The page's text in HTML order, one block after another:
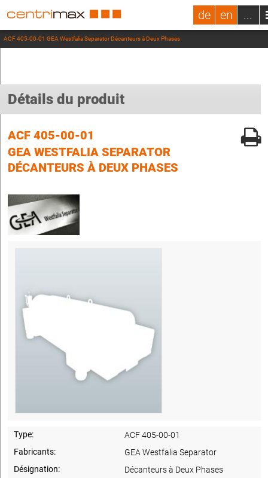
de en ...
ACF 405-00-01 GEA Westfalia Separator Décanteurs à Deux Phases
Détails du produit
ACF 405-00-01
GEA WESTFALIA SEPARATOR
DÉCANTEURS À DEUX PHASES
Type:
ACF 405-00-01
Fabricants:
GEA Westfalia Separator
Désignation:
Décanteurs à Deux Phases